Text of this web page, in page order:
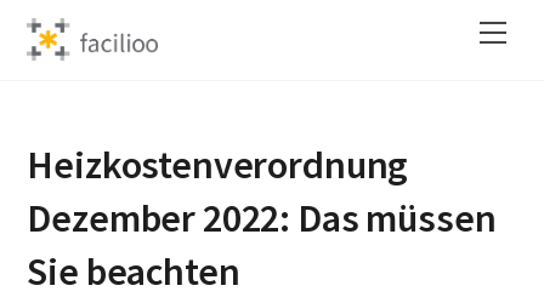
Skip
Heizkostenverordnung
Dezember 2022: Das müssen
Sie beachten